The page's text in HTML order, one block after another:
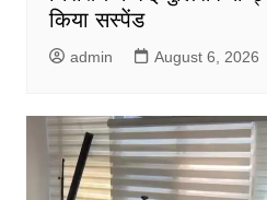
किया सस्पेंड
admin August 6, 2026